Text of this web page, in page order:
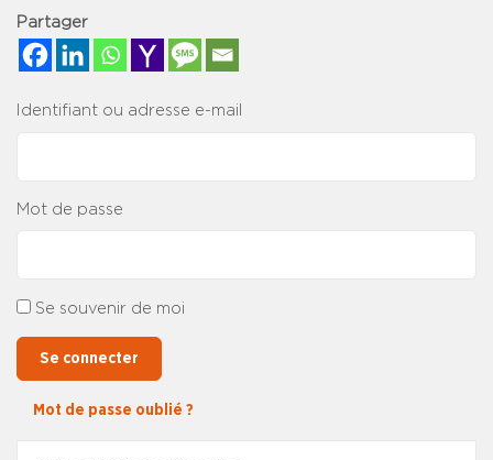
Partager
Identifiant ou adresse e-mail
Mot de passe
Se souvenir de moi
Se connecter
Mot de passe oublié ?